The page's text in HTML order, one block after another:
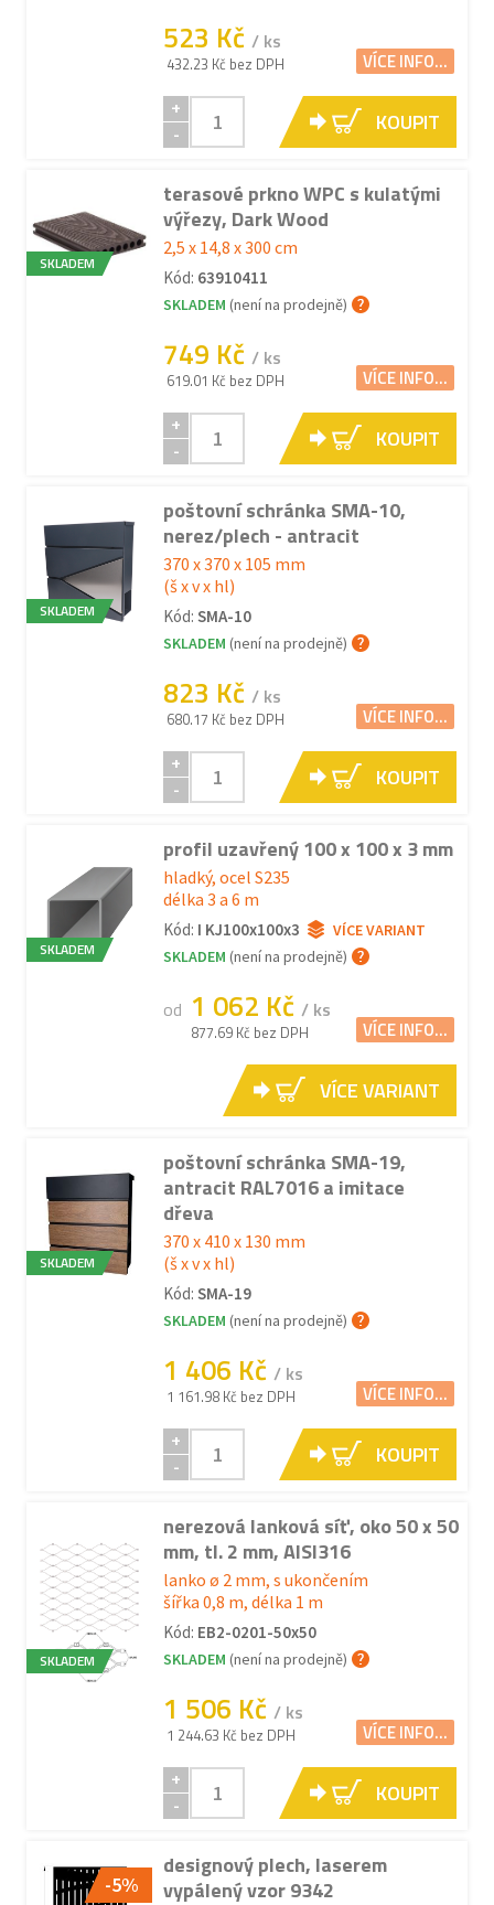
523 Kč / ks
432.23 Kč bez DPH VÍCE INFO...
+
-
KOUPIT
SKLADEM
terasové prkno WPC s kulatými
výřezy, Dark Wood
2,5 x 14,8 x 300 cm
Kód: 63910411
SKLADEM (není na prodejně)
749 Kč / ks
619.01 Kč bez DPH VÍCE INFO...
+
-
KOUPIT
SKLADEM
poštovní schránka SMA-10,
nerez/plech - antracit
370 x 370 x 105 mm
(š x v x hl)
Kód: SMA-10
SKLADEM (není na prodejně)
823 Kč / ks
680.17 Kč bez DPH VÍCE INFO...
+
-
KOUPIT
SKLADEM
profil uzavřený 100 x 100 x 3 mm
hladký, ocel S235
délka 3 a 6 m
Kód: I KJ100x100x3
VÍCE VARIANT
SKLADEM (není na prodejně)
od 1 062 Kč / ks
877.69 Kč bez DPH VÍCE INFO...
VÍCE VARIANT
SKLADEM
poštovní schránka SMA-19,
antracit RAL7016 a imitace
dřeva
370 x 410 x 130 mm
(š x v x hl)
Kód: SMA-19
SKLADEM (není na prodejně)
1 406 Kč / ks
1 161.98 Kč bez DPH VÍCE INFO...
+
-
KOUPIT
SKLADEM
nerezová lanková síť, oko 50 x 50
mm, tl. 2 mm, AISI316
lanko ø 2 mm, s ukončením
šířka 0,8 m, délka 1 m
Kód: EB2-0201-50x50
SKLADEM (není na prodejně)
1 506 Kč / ks
1 244.63 Kč bez DPH VÍCE INFO...
+
-
KOUPIT
-5%
designový plech, laserem
vypálený vzor 9342